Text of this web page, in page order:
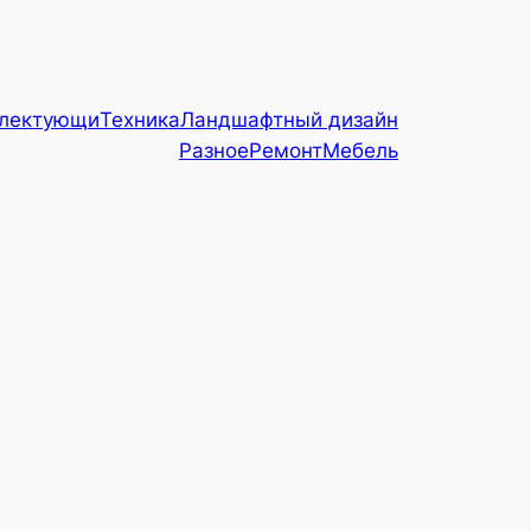
ТехникаЛандшафтный дизайн
РазноеРемонтМебель